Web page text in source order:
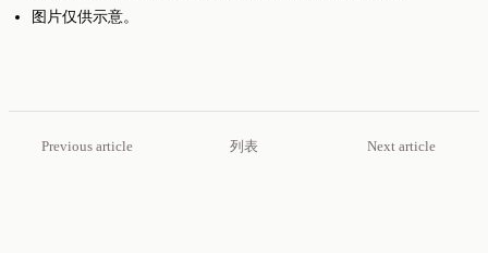
图片仅供示意。
Previous article 列表 Next article